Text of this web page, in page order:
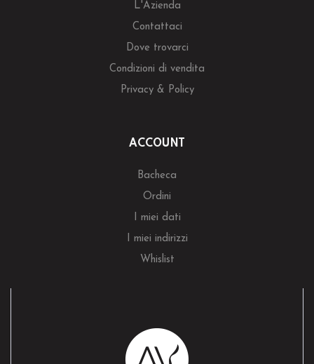
L'Azienda
Contattaci
Dove trovarci
Condizioni di vendita
Privacy & Policy
ACCOUNT
Bacheca
Ordini
I miei dati
I miei indirizzi
Whislist